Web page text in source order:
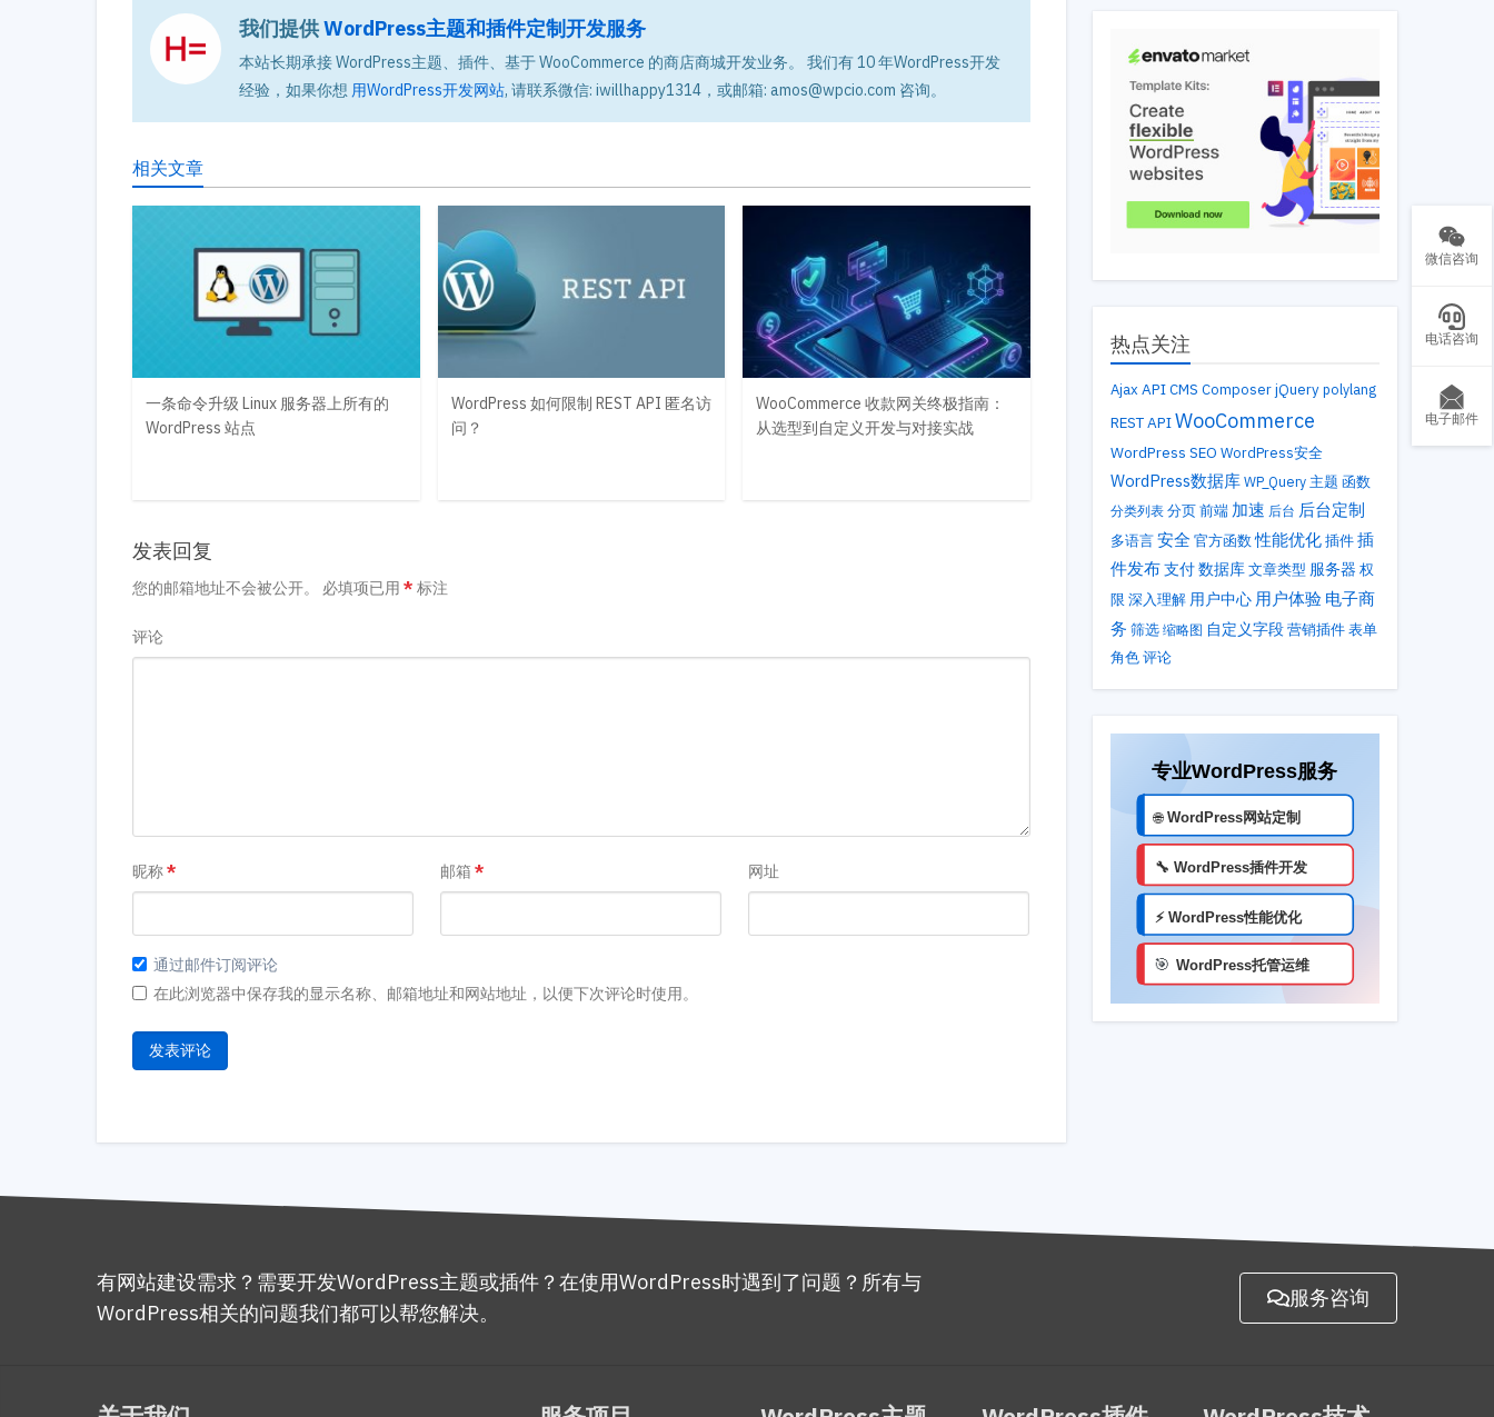
我们提供WordPress主题和插件定制开发服务
本站长期承接 WordPress主题、插件、基于 WooCommerce 的商店商城开发业务。 我们有 10 年WordPress开发
经验，如果你想 用WordPress开发网站, 请联系微信: iwillhappy1314，或邮箱: amos@wpcio.com 咨询。
相关文章
一条命令升级 Linux 服务器上所有的
WordPress 站点
WordPress 如何限制 REST API 匿名访
问？
WooCommerce 收款网关终极指南：
从选型到自定义开发与对接实战
发表回复
您的邮箱地址不会被公开。 必填项已用 * 标注
评论
昵称* 邮箱 * 网址
通过邮件订阅评论
在此浏览器中保存我的显示名称、邮箱地址和网站地址，以便下次评论时使用。
热点关注
Ajax API CMS Composer jQuery polylang
REST APIWooCommerce
WordPress SEO WordPress安全
WordPress数据库 WP_Query 主题 函数
分类列表 分页 前端 加速 后台 后台定制
多语言 安全 官方函数性能优化 插件 插
件发布支付数据库 文章类型 服务器 权
限 深入理解 用户中心 用户体验 电子商
务 筛选 缩略图 自定义字段 营销插件 表单
角色 评论
有网站建设需求？需要开发WordPress主题或插件？在使用WordPress时遇到了问题？所有与
WordPress相关的问题我们都可以帮您解决。
服务咨询
微信咨询
电话咨询
电子邮件